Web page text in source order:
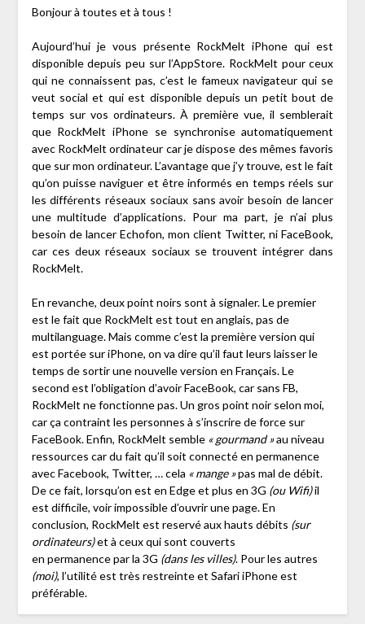
Bonjour à toutes et à tous !
Aujourd’hui je vous présente RockMelt iPhone qui est
disponible depuis peu sur l’AppStore. RockMelt pour ceux
qui ne connaissent pas, c’est le fameux navigateur qui se
veut social et qui est disponible depuis un petit bout de
temps sur vos ordinateurs. À première vue, il semblerait
que RockMelt iPhone se synchronise automatiquement
avec RockMelt ordinateur car je dispose des mêmes favoris
que sur mon ordinateur. L’avantage que j’y trouve, est le fait
qu’on puisse naviguer et être informés en temps réels sur
les différents réseaux sociaux sans avoir besoin de lancer
une multitude d’applications. Pour ma part, je n’ai plus
besoin de lancer Echofon, mon client Twitter, ni FaceBook,
car ces deux réseaux sociaux se trouvent intégrer dans
RockMelt.
En revanche, deux point noirs sont à signaler. Le premier
est le fait que RockMelt est tout en anglais, pas de
multilanguage. Mais comme c’est la première version qui
est portée sur iPhone, on va dire qu’il faut leurs laisser le
temps de sortir une nouvelle version en Français. Le
second est l’obligation d’avoir FaceBook, car sans FB,
RockMelt ne fonctionne pas. Un gros point noir selon moi,
car ça contraint les personnes à s’inscrire de force sur
FaceBook. Enfin, RockMelt semble « gourmand »au niveau
ressources car du fait qu’il soit connecté en permanence
avec Facebook, Twitter, … cela « mange »pas mal de débit.
De ce fait, lorsqu’on est en Edge et plus en 3G (ou Wifi)il
est difficile, voir impossible d’ouvrir une page. En
conclusion, RockMelt est reservé aux hauts débits (sur
ordinateurs)et à ceux qui sont couverts
en permanence par la 3G (dans les villes). Pour les autres
(moi), l’utilité est très restreinte et Safari iPhone est
préférable.